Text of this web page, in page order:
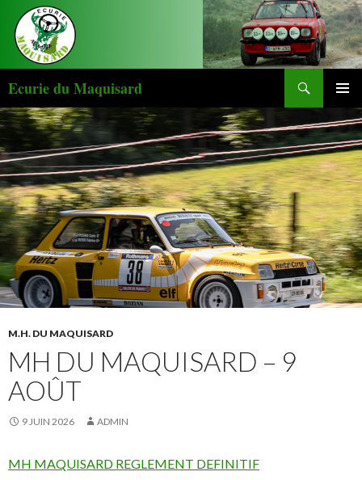
Ecurie du Maquisard
M.H. DU MAQUISARD
MH DU MAQUISARD – 9
AOÛT
9 JUIN 2026 ADMIN
MH MAQUISARD REGLEMENT DEFINITIF